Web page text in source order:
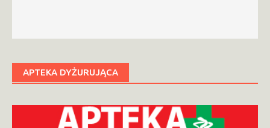
APTEKA DYŻURUJĄCA